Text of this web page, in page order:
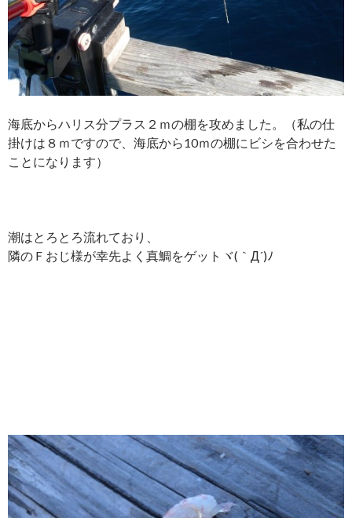
海底からハリス分プラス２ｍの棚を攻めました。（私の仕
掛けは８ｍですので、海底から10ｍの棚にビシを合わせた
ことになります）
潮はとろとろ流れており、
隣のＦおじ様が幸先よく真鯛をゲットヾ(｀Д´)ﾉ